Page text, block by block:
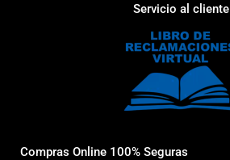
Servicio al cliente
Compras Online 100% Seguras